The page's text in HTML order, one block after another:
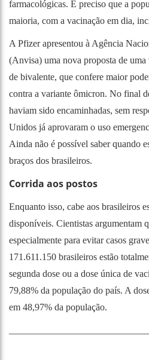
farmacológicas. É preciso que a
maioria, com a vacinação em dia,
A Pfizer apresentou à Agência
(Anvisa) uma nova proposta de uma
de bivalente, que confere maior
contra a variante ômicron. No final
haviam sido encaminhadas, sem
Unidos já aprovaram o uso
Ainda não é possível saber quando
braços dos brasileiros.
Corrida aos postos
Enquanto isso, cabe aos brasileiros
disponíveis. Cientistas argumentam
especialmente para evitar casos
171.611.150 brasileiros estão
segunda dose ou a dose única de
79,88% da população do país. A
em 48,97% da população.